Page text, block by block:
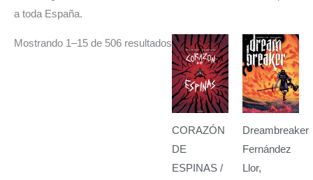
a toda España.
Mostrando 1–15 de 506 resultados
CORAZÓN
DE
ESPINAS /
Dreambreaker
Fernández
Llor,